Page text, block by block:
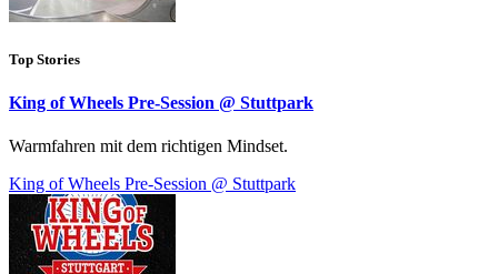
Top Stories
King of Wheels Pre-Session @ Stuttpark
Warmfahren mit dem richtigen Mindset.
King of Wheels Pre-Session @ Stuttpark